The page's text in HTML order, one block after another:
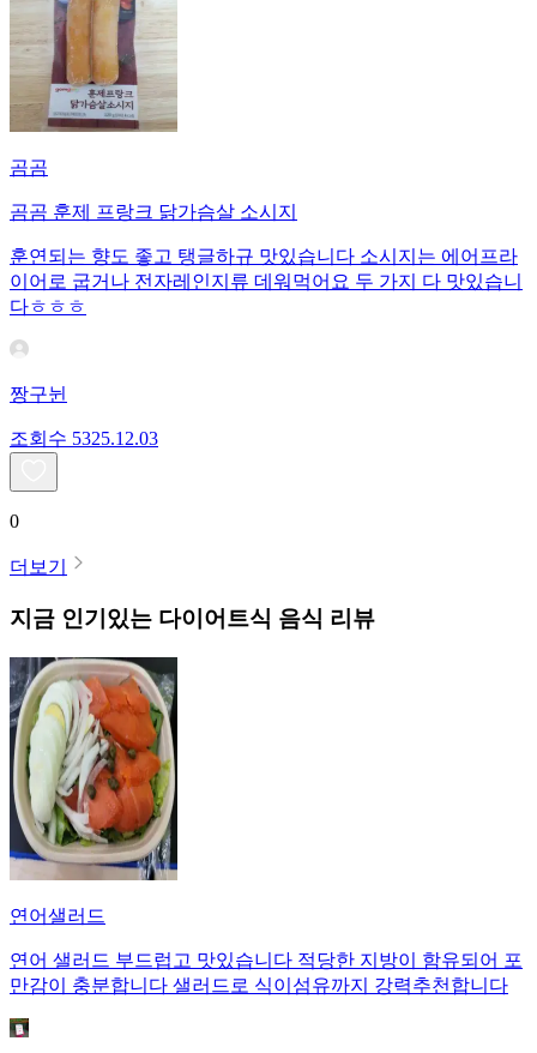
곰곰
곰곰 훈제 프랑크 닭가슴살 소시지
훈연되는 향도 좋고 탱글하규 맛있습니다 소시지는 에어프라
이어로 굽거나 전자레인지류 데워먹어요 두 가지 다 맛있습니
다ㅎㅎㅎ
짱구뉜
조회수 5325.12.03
0
더보기
지금 인기있는 다이어트식 음식 리뷰
연어샐러드
연어 샐러드 부드럽고 맛있습니다 적당한 지방이 함유되어 포
만감이 충분합니다 샐러드로 식이섬유까지 강력추천합니다